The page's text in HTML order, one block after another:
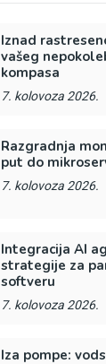
Iznad
vašeg
kompasa
7. kolovoza 2026.
Razgradnja
put do
7. kolovoza 2026.
Integracija AI
strategije za
softveru
7. kolovoza 2026.
Iza pompe: